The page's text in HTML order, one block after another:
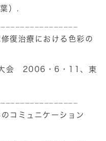
）.
復治療における色彩の
大会 2006・6・11、東
コミュニケーション